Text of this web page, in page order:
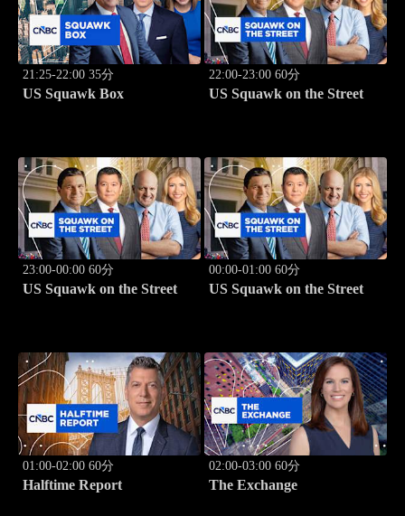
21:25-22:00 35分
US Squawk Box
22:00-23:00 60分
US Squawk on the Street
23:00-00:00 60分
US Squawk on the Street
00:00-01:00 60分
US Squawk on the Street
01:00-02:00 60分
Halftime Report
02:00-03:00 60分
The Exchange